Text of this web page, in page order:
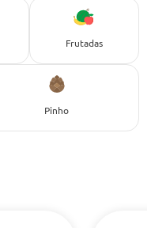
Frutadas
Pinho